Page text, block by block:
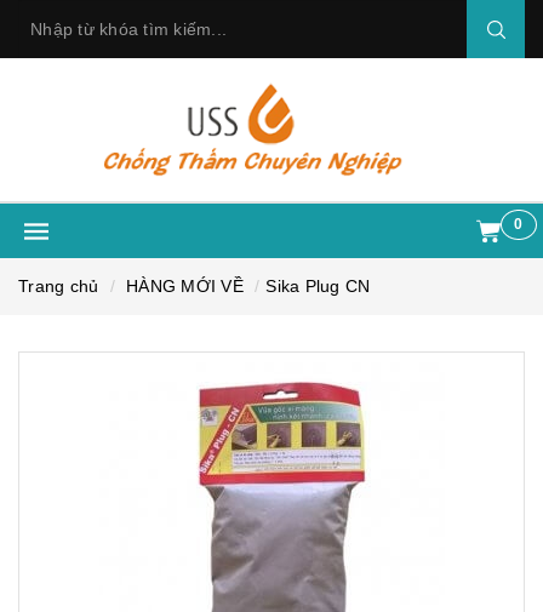
0
Trang chủ HÀNG MỚI VỀ Sika Plug CN